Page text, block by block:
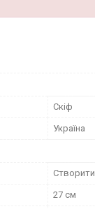
Скіф
Україна
Створити
27 см